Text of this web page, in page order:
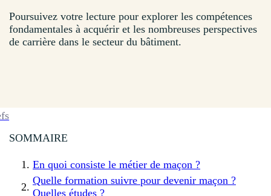
Poursuivez votre lecture pour explorer les compétences
fondamentales à acquérir et les nombreuses perspectives
de carrière dans le secteur du bâtiment.
SOMMAIRE
En quoi consiste le métier de maçon ?
Quelle formation suivre pour devenir maçon ?
Quelles études ?